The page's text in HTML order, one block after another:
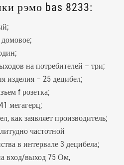
рэмо bas 8233:
на потребителей – три;
изделия – 25 децибел;
f розетка;
мегагерц;
как заявляет производитель;
частотной
в интервале 3 децибела;
вход/выход 75 Ом,